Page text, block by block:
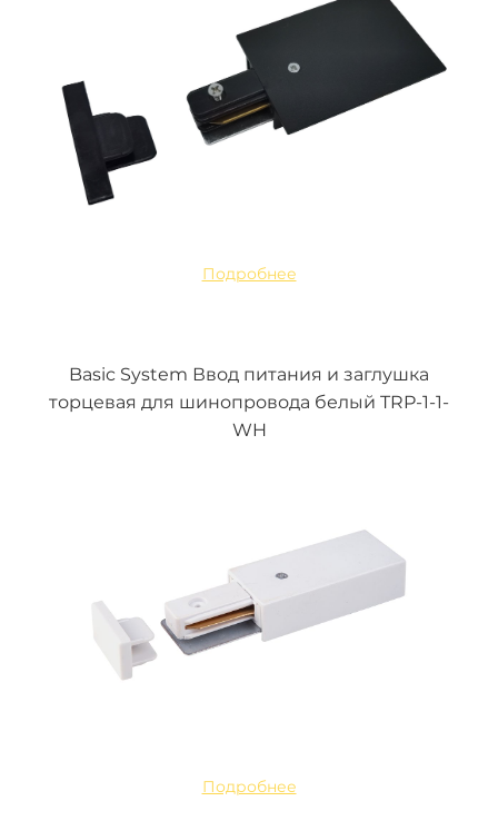
Подробнее
Basic System Ввод питания и заглушка
торцевая для шинопровода белый TRP-1-1-
WH
Подробнее